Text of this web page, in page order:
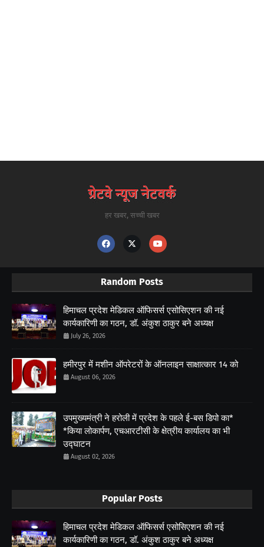
हर खबर, सच्ची खबर
Random Posts
हिमाचल प्रदेश मेडिकल ऑफिसर्स एसोसिएशन की नई
कार्यकारिणी का गठन, डॉ. अंकुश ठाकुर बने अध्यक्ष
July 26, 2026
हमीरपुर में मशीन ऑपरेटरों के ऑनलाइन साक्षात्कार 14 को
August 06, 2026
उपमुख्यमंत्री ने हरोली में प्रदेश के पहले ई-बस डिपो का*
*किया लोकार्पण, एचआरटीसी के क्षेत्रीय कार्यालय का भी
उद्घाटन
August 02, 2026
Popular Posts
हिमाचल प्रदेश मेडिकल ऑफिसर्स एसोसिएशन की नई
कार्यकारिणी का गठन, डॉ. अंकुश ठाकुर बने अध्यक्ष